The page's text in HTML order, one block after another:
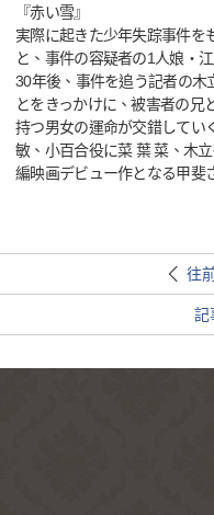
『赤い雪』
実際に起きた少年失踪事件を
と、事件の容疑者の1人娘・
30年後、事件を追う記者の木
とをきっかけに、被害者の兄
持つ男女の運命が交錯してい
敏、小百合役に菜 葉 菜、木
編映画デビュー作となる甲斐
往
記